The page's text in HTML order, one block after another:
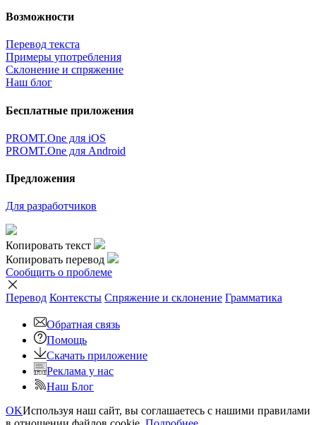
Возможности
Перевод текста
Примеры употребления
Склонение и спряжение
Наш блог
Бесплатные приложения
PROMT.One для iOS
PROMT.One для Android
Предложения
Для разработчиков
Копировать текст
Копировать перевод
Сообщить о проблеме
Перевод Контексты Спряжение и склонение Грамматика
Обратная связь
Помощь
Скачать приложение
Реклама у нас
Наш Блог
OKИспользуя наш сайт, вы соглашаетесь с нашими правилами